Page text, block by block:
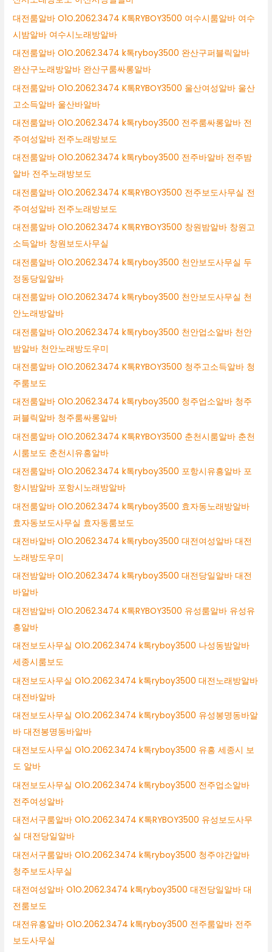
대전룸알바 O1O.2062.3474 K톡RYBOY3500 여수시룸알바 여수
시밤알바 여수시노래방알바
대전룸알바 O1O.2062.3474 k톡ryboy3500 완산구퍼블릭알바
완산구노래방알바 완산구룸싸롱알바
대전룸알바 O1O.2062.3474 K톡RYBOY3500 울산여성알바 울산
고소득알바 울산바알바
대전룸알바 O1O.2062.3474 k톡ryboy3500 전주룸싸롱알바 전
주여성알바 전주노래방보도
대전룸알바 O1O.2062.3474 k톡ryboy3500 전주바알바 전주밤
알바 전주노래방보도
대전룸알바 O1O.2062.3474 K톡RYBOY3500 전주보도사무실 전
주여성알바 전주노래방보도
대전룸알바 O1O.2062.3474 K톡RYBOY3500 창원밤알바 창원고
소득알바 창원보도사무실
대전룸알바 O1O.2062.3474 k톡ryboy3500 천안보도사무실 두
정동당일알바
대전룸알바 O1O.2062.3474 k톡ryboy3500 천안보도사무실 천
안노래방알바
대전룸알바 O1O.2062.3474 k톡ryboy3500 천안업소알바 천안
밤알바 천안노래방도우미
대전룸알바 O1O.2062.3474 K톡RYBOY3500 청주고소득알바 청
주룸보도
대전룸알바 O1O.2062.3474 k톡ryboy3500 청주업소알바 청주
퍼블릭알바 청주룸싸롱알바
대전룸알바 O1O.2062.3474 K톡RYBOY3500 춘천시룸알바 춘천
시룸보도 춘천시유흥알바
대전룸알바 O1O.2062.3474 k톡ryboy3500 포항시유흥알바 포
항시밤알바 포항시노래방알바
대전룸알바 O1O.2062.3474 k톡ryboy3500 효자동노래방알바
효자동보도사무실 효자동룸보도
대전바알바 O1O.2062.3474 k톡ryboy3500 대전여성알바 대전
노래방도우미
대전밤알바 O1O.2062.3474 k톡ryboy3500 대전당일알바 대전
바알바
대전밤알바 O1O.2062.3474 K톡RYBOY3500 유성룸알바 유성유
흥알바
대전보도사무실 O1O.2062.3474 k톡ryboy3500 나성동밤알바
세종시룸보도
대전보도사무실 O1O.2062.3474 k톡ryboy3500 대전노래방알바
대전바알바
대전보도사무실 O1O.2062.3474 k톡ryboy3500 유성봉명동바알
바 대전봉명동바알바
대전보도사무실 O1O.2062.3474 k톡ryboy3500 유흥 세종시 보
도 알바
대전보도사무실 O1O.2062.3474 k톡ryboy3500 전주업소알바
전주여성알바
대전서구룸알바 O1O.2062.3474 K톡RYBOY3500 유성보도사무
실 대전당일알바
대전서구룸알바 O1O.2062.3474 k톡ryboy3500 청주야간알바
청주보도사무실
대전여성알바 O1O.2062.3474 k톡ryboy3500 대전당일알바 대
전룸보도
대전유흥알바 O1O.2062.3474 k톡ryboy3500 전주룸알바 전주
보도사무실